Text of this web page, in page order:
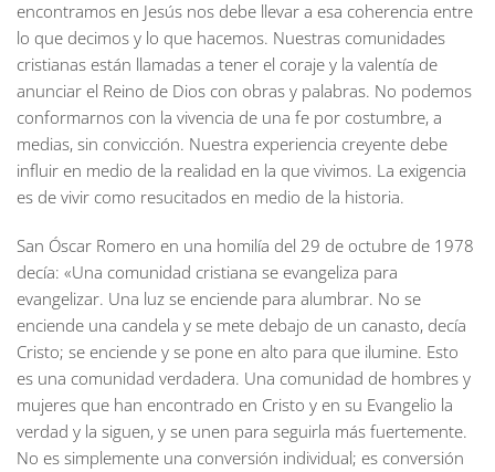
encontramos en Jesús nos debe llevar a esa coherencia entre
lo que decimos y lo que hacemos. Nuestras comunidades
cristianas están llamadas a tener el coraje y la valentía de
anunciar el Reino de Dios con obras y palabras. No podemos
conformarnos con la vivencia de una fe por costumbre, a
medias, sin convicción. Nuestra experiencia creyente debe
influir en medio de la realidad en la que vivimos. La exigencia
es de vivir como resucitados en medio de la historia.
San Óscar Romero en una homilía del 29 de octubre de 1978
decía: «Una comunidad cristiana se evangeliza para
evangelizar. Una luz se enciende para alumbrar. No se
enciende una candela y se mete debajo de un canasto, decía
Cristo; se enciende y se pone en alto para que ilumine. Esto
es una comunidad verdadera. Una comunidad de hombres y
mujeres que han encontrado en Cristo y en su Evangelio la
verdad y la siguen, y se unen para seguirla más fuertemente.
No es simplemente una conversión individual; es conversión